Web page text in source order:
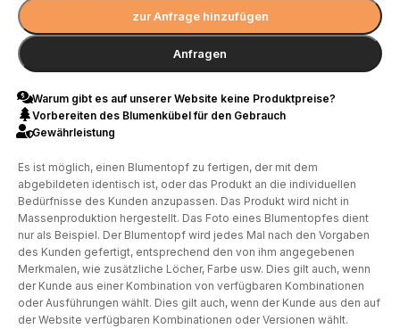
zur Anfrage hinzufügen
Anfragen
Warum gibt es auf unserer Website keine Produktpreise?
Vorbereiten des Blumenkübel für den Gebrauch
Gewährleistung
Es ist möglich, einen Blumentopf zu fertigen, der mit dem
abgebildeten identisch ist, oder das Produkt an die individuellen
Bedürfnisse des Kunden anzupassen. Das Produkt wird nicht in
Massenproduktion hergestellt. Das Foto eines Blumentopfes dient
nur als Beispiel. Der Blumentopf wird jedes Mal nach den Vorgaben
des Kunden gefertigt, entsprechend den von ihm angegebenen
Merkmalen, wie zusätzliche Löcher, Farbe usw. Dies gilt auch, wenn
der Kunde aus einer Kombination von verfügbaren Kombinationen
oder Ausführungen wählt. Dies gilt auch, wenn der Kunde aus den auf
der Website verfügbaren Kombinationen oder Versionen wählt.